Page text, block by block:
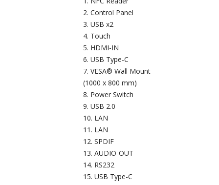
Control Panel
USB x2
Touch
HDMI-IN
USB Type-C
VESA® Wall Mount
(1000 x 800 mm)
Power Switch
USB 2.0
LAN
LAN
SPDIF
AUDIO-OUT
RS232
USB Type-C